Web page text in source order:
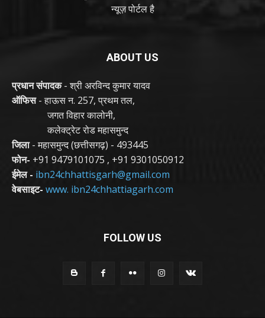
न्यूज़ पोर्टल है
ABOUT US
प्रधान संपादक- श्री अरविन्द कुमार यादव
ऑफिस- हाऊस न. 257, प्रथम तल,
जगत विहार कालोनी,
कलेक्ट्रेट रोड महासमुन्द
जिला- महासमुन्द (छत्तीसगढ़) - 493445
फोन- +91 9479101075 , +91 9301050912
ईमेल - ibn24chhattisgarh@gmail.com
वेबसाइट- www. ibn24chhattiagarh.com
FOLLOW US